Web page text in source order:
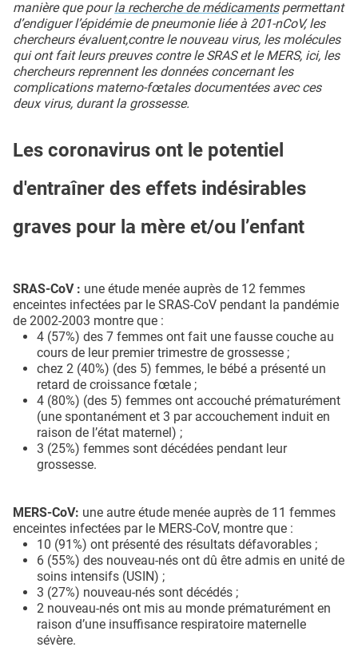
manière que pourla recherche de médicamentspermettant
d’endiguer l’épidémie de pneumonie liée à 201-nCoV, les
chercheurs évaluent,contre le nouveau virus, les molécules
qui ont fait leurs preuves contre le SRAS et le MERS, ici, les
chercheurs reprennent les données concernant les
complications materno-fœtales documentées avec ces
deux virus, durant la grossesse.
Les coronavirus ont le potentiel
d'entraîner des effets indésirables
graves pour la mère et/ou l’enfant
SRAS-CoV : une étude menée auprès de 12 femmes
enceintes infectées par le SRAS-CoV pendant la pandémie
de 2002-2003 montre que :
4 (57%) des 7 femmes ont fait une fausse couche au
cours de leur premier trimestre de grossesse ;
chez 2 (40%) (des 5) femmes, le bébé a présenté un
retard de croissance fœtale ;
4 (80%) (des 5) femmes ont accouché prématurément
(une spontanément et 3 par accouchement induit en
raison de l’état maternel) ;
3 (25%) femmes sont décédées pendant leur
grossesse.
MERS-CoV: une autre étude menée auprès de 11 femmes
enceintes infectées par le MERS-CoV, montre que :
10 (91%) ont présenté des résultats défavorables ;
6 (55%) des nouveau-nés ont dû être admis en unité de
soins intensifs (USIN) ;
3 (27%) nouveau-nés sont décédés ;
2 nouveau-nés ont mis au monde prématurément en
raison d’une insuffisance respiratoire maternelle
sévère.